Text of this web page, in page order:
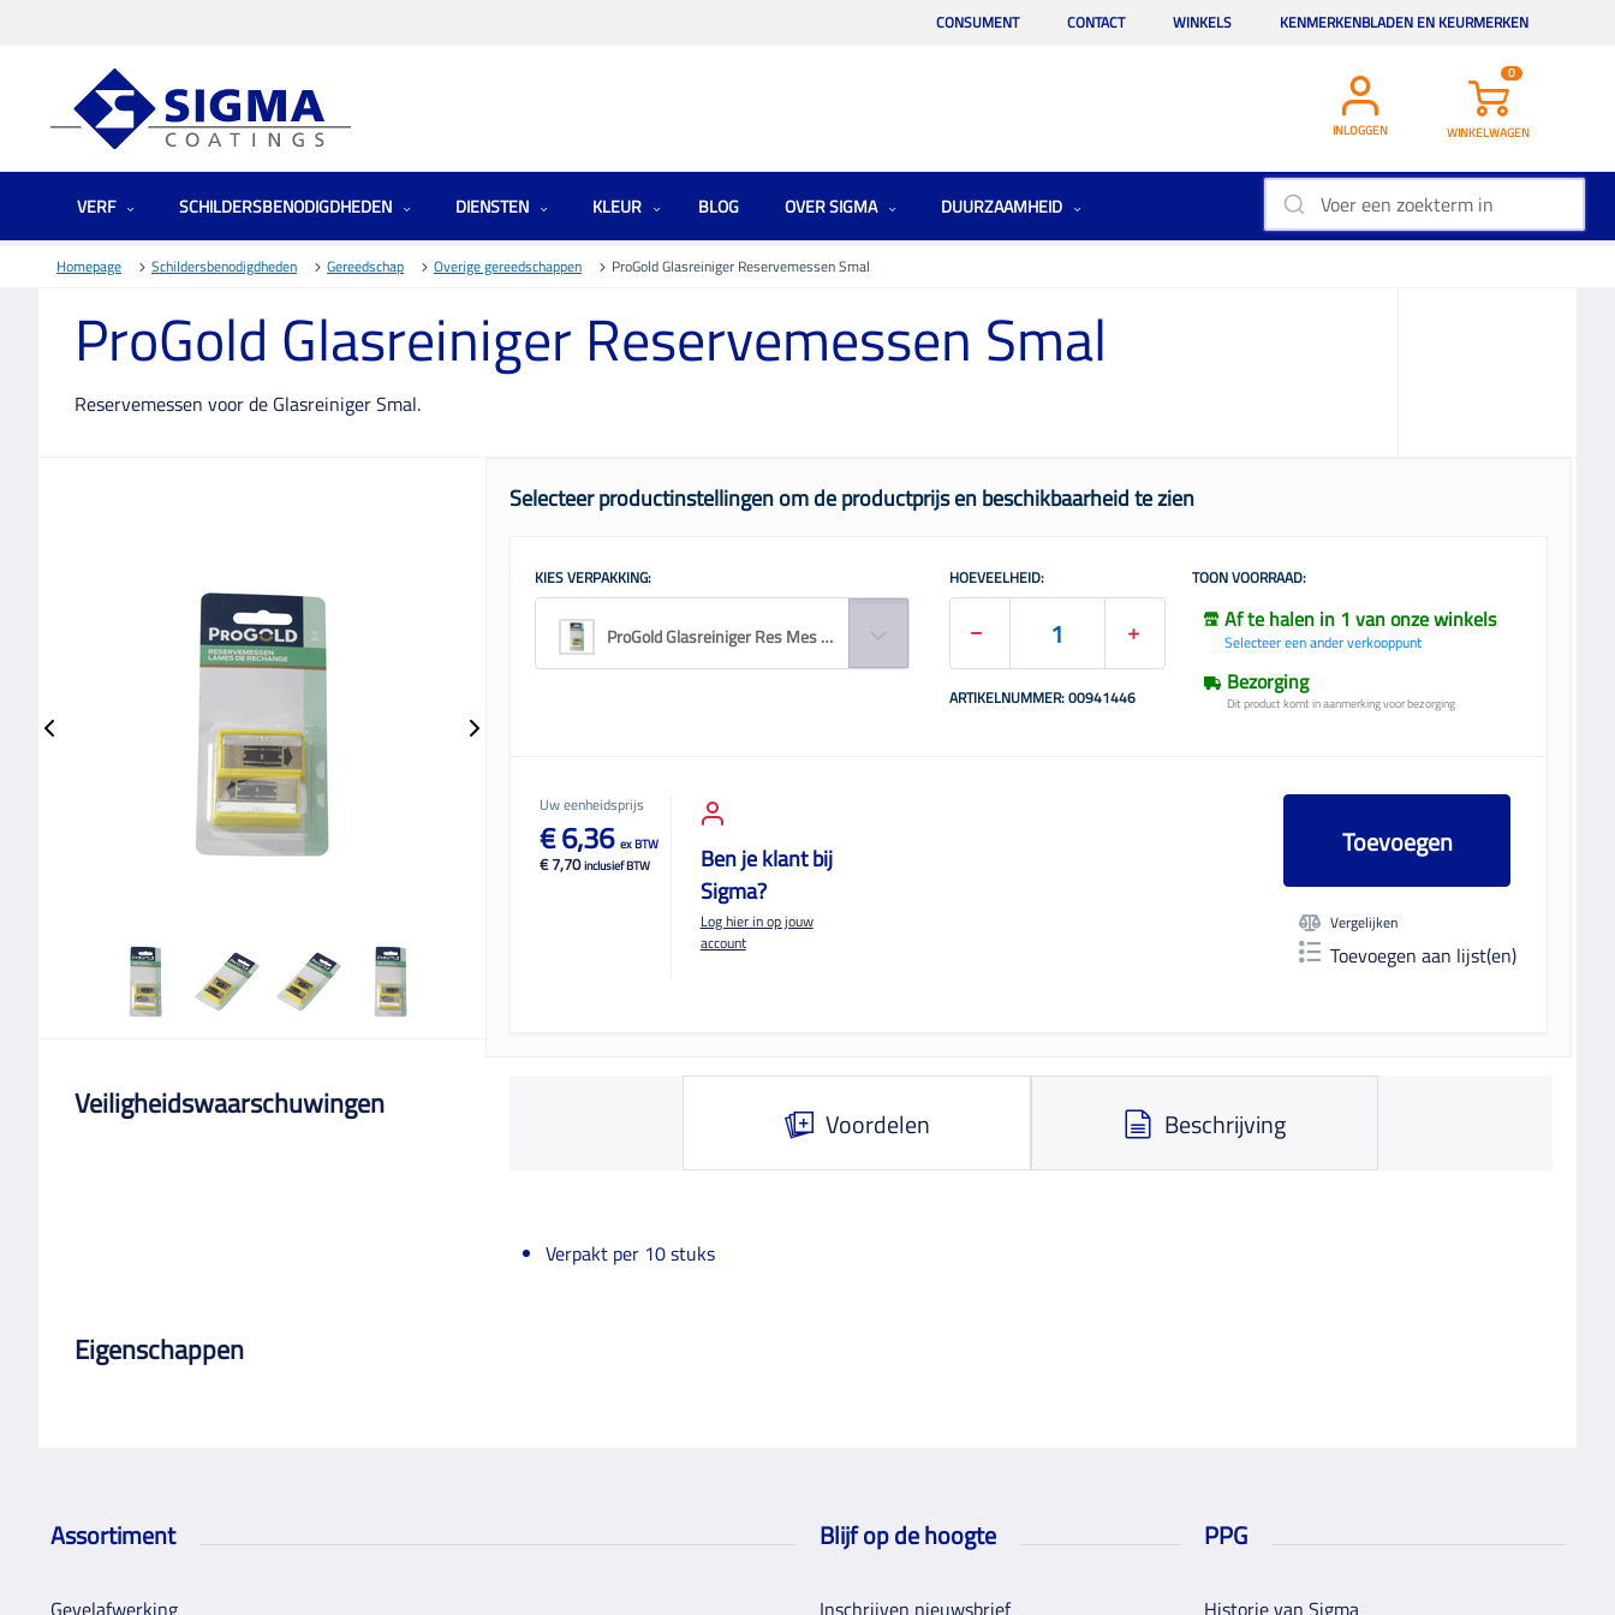
CONSUMENT CONTACT WINKELS KENMERKENBLADEN EN KEURMERKEN
INLOGGEN
0
WINKELWAGEN
VERF SCHILDERSBENODIGDHEDEN DIENSTEN KLEUR BLOG OVER SIGMA DUURZAAMHEID
Homepage Schildersbenodigdheden Gereedschap Overige gereedschappen ProGold Glasreiniger Reservemessen Smal
ProGold Glasreiniger Reservemessen Smal
Reservemessen voor de Glasreiniger Smal.
Veiligheidswaarschuwingen
Eigenschappen
Selecteer productinstellingen om de productprijs en beschikbaarheid te zien
KIES VERPAKKING:
ProGold Glasreiniger Res Mes Smal 10X 401010
HOEVEELHEID:
ARTIKELNUMMER: 00941446
TOON VOORRAAD:
Af te halen in 1 van onze winkels
Selecteer een ander verkooppunt
Bezorging
Dit product komt in aanmerking voor bezorging
Uw eenheidsprijs
€ 7,70inclusief BTW
€ 6,36 ex BTW
Ben je klant bij
Sigma?
Log hier in op jouw
account
Toevoegen
Vergelijken
Toevoegen aan lijst(en)
Voordelen Beschrijving
Verpakt per 10 stuks
Assortiment
Gevelafwerking
Blijf op de hoogte
Inschrijven nieuwsbrief
PPG
Historie van Sigma